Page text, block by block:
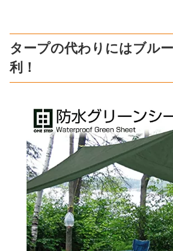
タープの代わりにはブル
利！